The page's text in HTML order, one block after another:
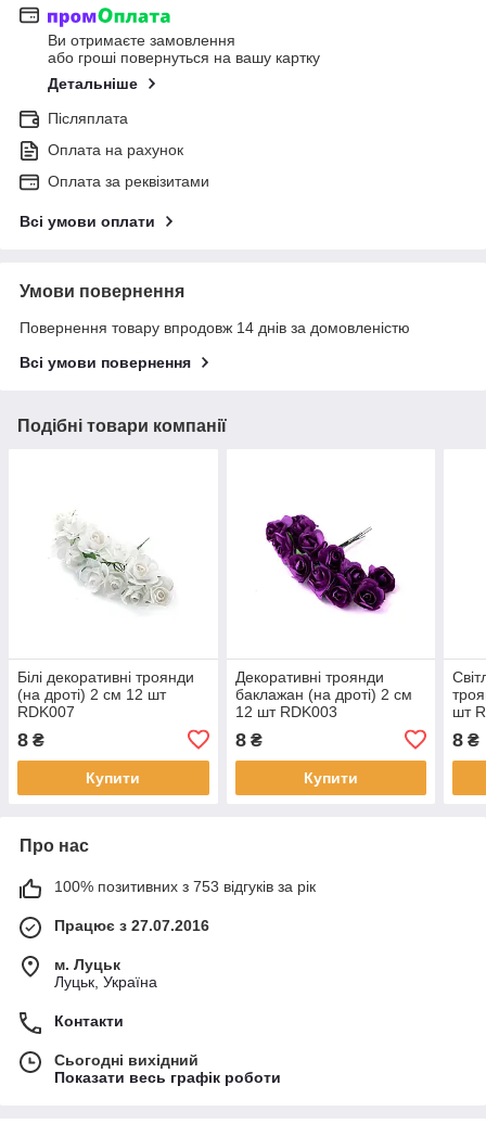
Ви отримаєте замовлення
або гроші повернуться на вашу картку
Детальніше
Післяплата
Оплата на рахунок
Оплата за реквізитами
Всі умови оплати
Умови повернення
Повернення товару впродовж 14 днів за домовленістю
Всі умови повернення
Подібні товари компанії
Білі декоративні троянди
(на дроті) 2 см 12 шт
RDK007
8 ₴
Купити
Декоративні троянди
баклажан (на дроті) 2 см
12 шт RDK003
8₴
Купити
шт
8 ₴
Про нас
100% позитивних з 753 відгуків за рік
Працює з 27.07.2016
м. Луцьк
Луцьк, Україна
Контакти
Сьогодні вихідний
Показати весь графік роботи